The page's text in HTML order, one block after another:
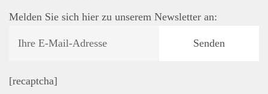
Melden Sie sich hier zu unserem Newsletter an:
[recaptcha]